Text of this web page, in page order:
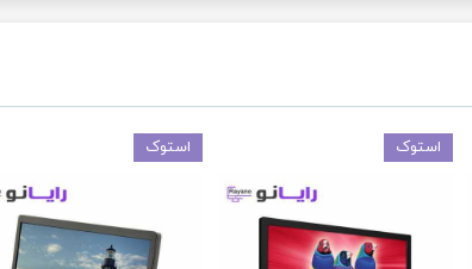
استوک استوک